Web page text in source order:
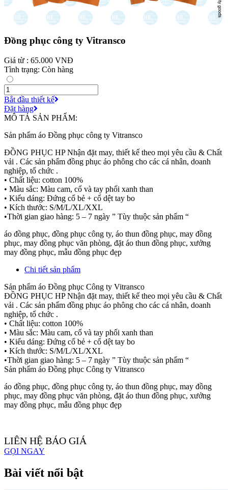
Đồng phục công ty Vitransco
Giá từ : 65.000 VNĐ
Tình trạng: Còn hàng
Bắt đầu thiết kế
Đặt hàng
MÔ TẢ SẢN PHẨM:
Sản phẩm áo Đồng phục công ty Vitransco
ĐỒNG PHỤC HP Nhận đặt may, thiết kế theo mọi yêu cầu & Chất
vải . Các sản phẩm đồng phục áo phông cho các cá nhân, doanh
nghiệp, tổ chức .
• Chất liệu: cotton 100%
• Màu sắc: Màu cam, cổ và tay phối xanh than
• Kiểu dáng: Đứng cổ bẻ + cổ dệt tay bo
• Kích thước: S/M/L/XL/XXL
•Thời gian giao hàng: 5 – 7 ngày ” Tùy thuộc sản phẩm “
áo đồng phục, đồng phục công ty, áo thun đồng phục, may đồng
phục, may đồng phục văn phòng, đặt áo thun đồng phục, xưởng
may đồng phục, mẫu đồng phục đẹp
Chi tiết sản phẩm
Sản phẩm áo Đồng phục Công ty Vitransco
ĐỒNG PHỤC HP Nhận đặt may, thiết kế theo mọi yêu cầu & Chất
vải . Các sản phẩm đồng phục áo phông cho các cá nhân, doanh
nghiệp, tổ chức .
• Chất liệu: cotton 100%
• Màu sắc: Màu cam, cổ và tay phối xanh than
• Kiểu dáng: Đứng cổ bẻ + cổ dệt tay bo
• Kích thước: S/M/L/XL/XXL
•Thời gian giao hàng: 5 – 7 ngày ” Tùy thuộc sản phẩm “
Sản phẩm áo Đồng phục Công ty Vitransco
áo đồng phục, đồng phục công ty, áo thun đồng phục, may đồng
phục, may đồng phục văn phòng, đặt áo thun đồng phục, xưởng
may đồng phục, mẫu đồng phục đẹp
LIÊN HỆ BÁO GIÁ
GỌI NGAY
Bài viết nổi bật